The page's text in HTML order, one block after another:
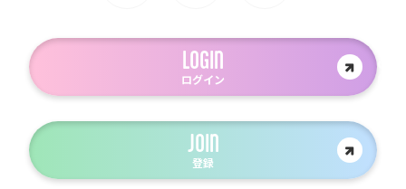
LOGIN
ログイン
JOIN
登録